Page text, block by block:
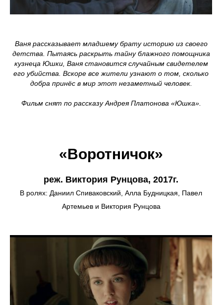
Ваня рассказывает младшему брату историю из своего
детства. Пытаясь раскрыть тайну блажного помощника
кузнеца Юшки, Ваня становится случайным свидетелем
его убийства. Вскоре все жители узнают о том, сколько
добра принёс в мир этот незаметный человек.
Фильм снят по рассказу Андрея Платонова «Юшка».
«Воротничок»
реж. Виктория Рунцова, 2017г.
В ролях: Даниил Спиваковский, Алла Будницкая, Павел
Артемьев и Виктория Рунцова